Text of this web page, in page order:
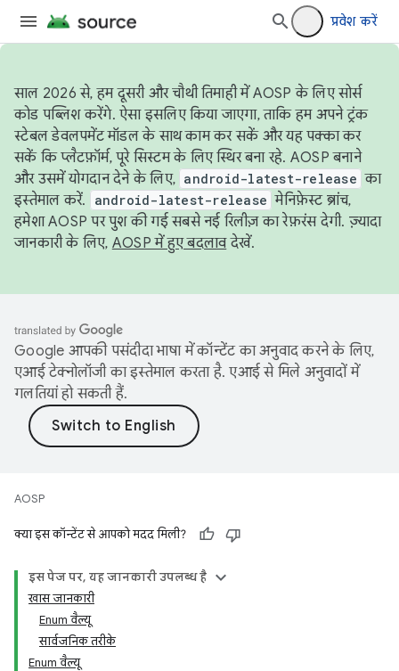
प्रवेश करें
साल 2026 से, हम दूसरी और चौथी तिमाही में AOSP के लिए सोर्स
कोड पब्लिश करेंगे. ऐसा इसलिए किया जाएगा, ताकि हम अपने ट्रंक
स्टेबल डेवलपमेंट मॉडल के साथ काम कर सकें और यह पक्का कर
सकें कि प्लैटफ़ॉर्म, पूरे सिस्टम के लिए स्थिर बना रहे. AOSP बनाने
और उसमें योगदान देने के लिए, android-latest-release का
इस्तेमाल करें.
android-latest-release मेनिफ़ेस्ट ब्रांच,
हमेशा AOSP पर पुश की गई सबसे नई रिलीज़ का रेफ़रंस देगी. ज़्यादा
जानकारी के लिए, AOSP में हुए बदलावदेखें.
Google आपकी पसंदीदा भाषा में कॉन्टेंट का अनुवाद करने के लिए,
एआई टेक्नोलॉजी का इस्तेमाल करता है. एआई से मिले अनुवादों में
गलतियां हो सकती हैं.
AOSP
क्या इस कॉन्टेंट से आपको मदद मिली?
इस पेज पर, यह जानकारी उपलब्ध है
खास जानकारी
Enum वैल्यू
सार्वजनिक तरीके
Enum वैल्यू